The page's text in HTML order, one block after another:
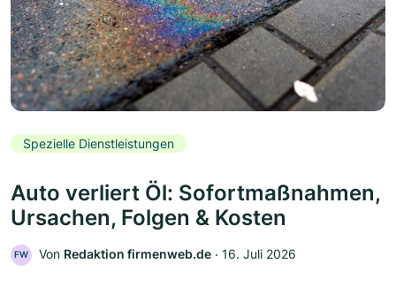
Spezielle Dienstleistungen
Auto verliert Öl: Sofortmaßnahmen,
Ursachen, Folgen & Kosten
FW Von Redaktion firmenweb.de ‧ 16. Juli 2026